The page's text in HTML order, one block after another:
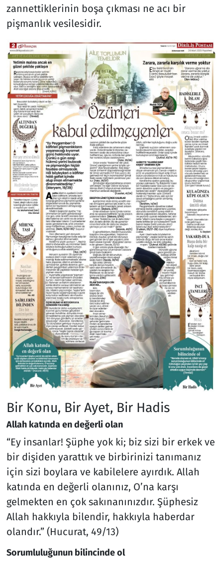
zannettiklerinin boşa çıkması ne acı bir
pişmanlık vesilesidir.
Bir Konu, Bir Ayet, Bir Hadis
Allah katında en değerli olan
“Ey insanlar! Şüphe yok ki; biz sizi bir erkek ve
bir dişiden yarattık ve birbirinizi tanımanız
için sizi boylara ve kabilelere ayırdık. Allah
katında en değerli olanınız, O’na karşı
gelmekten en çok sakınanınızdır. Şüphesiz
Allah hakkıyla bilendir, hakkıyla haberdar
olandır.” (Hucurat, 49/13)
Sorumluluğunun bilincinde ol